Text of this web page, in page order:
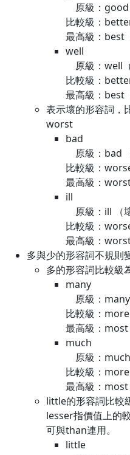
原級：good
比較級：
最高級：best
well
原級：well（
比較級：
最高級：best
表示壞的形容詞，
worst
bad
原級：bad
比較級：
最高級：worst
ill
原級：ill （
比較級：
最高級：worst
多與少的形容詞不規則
多的形容詞比較級
many
原級：many
比較級：more
最高級：most
much
原級：much
比較級：more
最高級：most
little的形容詞比較
lesser指價值上的
可與than連用。
little